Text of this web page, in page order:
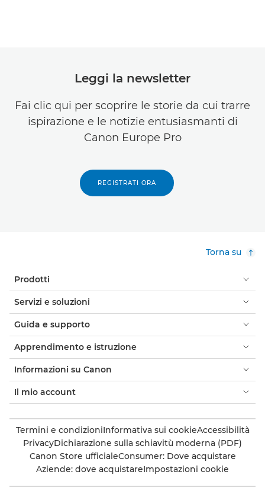
Leggi la newsletter
Fai clic qui per scoprire le storie da cui trarre
ispirazione e le notizie entusiasmanti di
Canon Europe Pro
REGISTRATI ORA
Torna su
Prodotti
Servizi e soluzioni
Guida e supporto
Apprendimento e istruzione
Informazioni su Canon
Il mio account
Termini e condizioniInformativa sui cookieAccessibilità
PrivacyDichiarazione sulla schiavitù moderna (PDF)
Canon Store ufficialeConsumer: Dove acquistare
Aziende: dove acquistareImpostazioni cookie